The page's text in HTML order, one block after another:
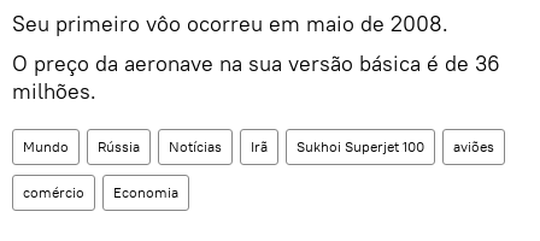
Seu primeiro vôo ocorreu em maio de 2008.
O preço da aeronave na sua versão básica é de 36
milhões.
Mundo Rússia Notícias Irã Sukhoi Superjet 100 aviões
comércio Economia